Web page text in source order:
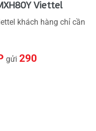
Viettel
khách hàng chỉ cần
gửi 290